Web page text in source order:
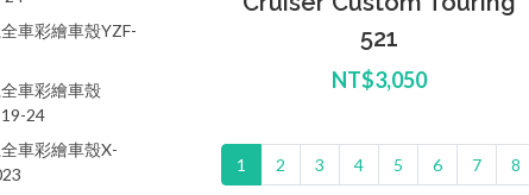
521
NT$3,050
1 2 3 4 5 6 7 8
車彩繪車殼YZF-
車彩繪車殼
24
車彩繪車殼X-